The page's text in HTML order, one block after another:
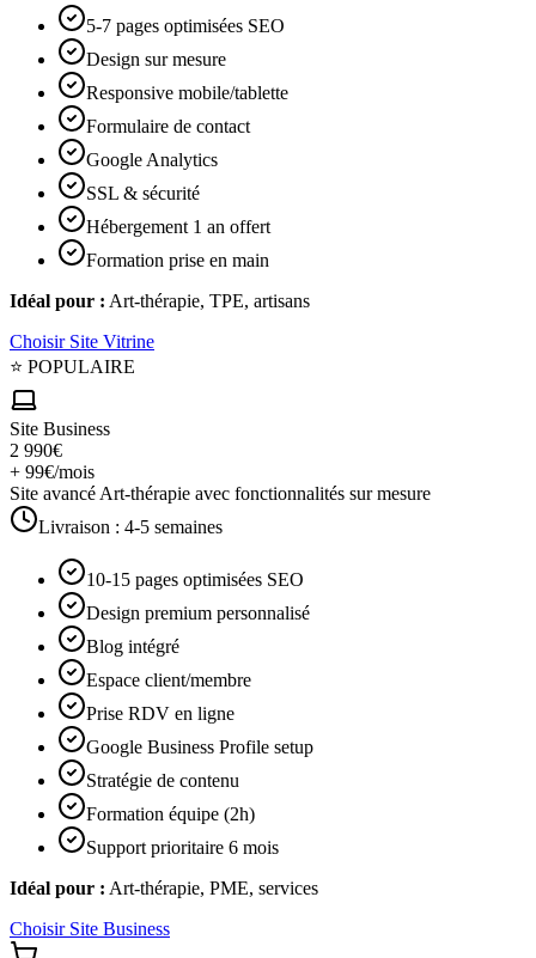
5-7 pages optimisées SEO
Design sur mesure
Responsive mobile/tablette
Formulaire de contact
Google Analytics
SSL & sécurité
Hébergement 1 an offert
Formation prise en main
Idéal pour : Art-thérapie, TPE, artisans
Choisir Site Vitrine
⭐ POPULAIRE
Site Business
2 990€
+ 99€/mois
Site avancé Art-thérapie avec fonctionnalités sur mesure
Livraison : 4-5 semaines
10-15 pages optimisées SEO
Design premium personnalisé
Blog intégré
Espace client/membre
Prise RDV en ligne
Google Business Profile setup
Stratégie de contenu
Formation équipe (2h)
Support prioritaire 6 mois
Idéal pour : Art-thérapie, PME, services
Choisir Site Business